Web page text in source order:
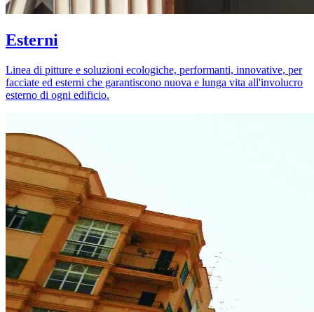
Esterni
Linea di pitture e soluzioni ecologiche, performanti, innovative, per
facciate ed esterni che garantiscono nuova e lunga vita all'involucro
esterno di ogni edificio.